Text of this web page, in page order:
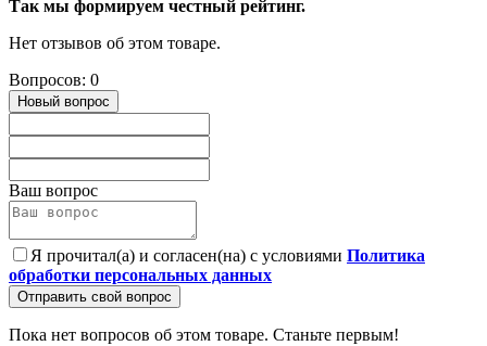
Так мы формируем честный рейтинг.
Нет отзывов об этом товаре.
Вопросов: 0
Новый вопрос
Ваш вопрос
Я прочитал(а) и согласен(на) с условиями Политика
обработки персональных данных
Отправить свой вопрос
Пока нет вопросов об этом товаре. Станьте первым!